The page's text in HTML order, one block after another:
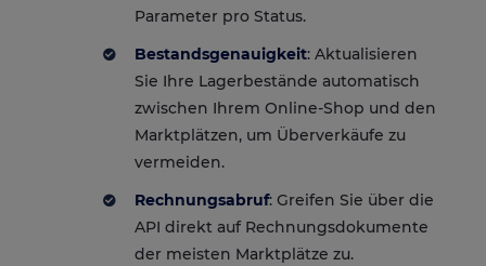
Parameter pro Status.
Bestandsgenauigkeit: Aktualisieren
Sie Ihre Lagerbestände automatisch
zwischen Ihrem Online-Shop und den
Marktplätzen, um Überverkäufe zu
vermeiden.
Rechnungsabruf: Greifen Sie über die
API direkt auf Rechnungsdokumente
der meisten Marktplätze zu.